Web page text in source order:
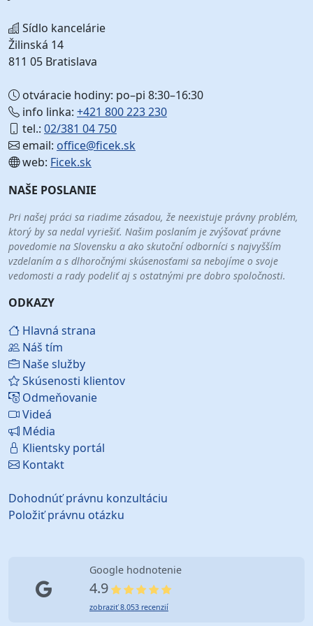
Sídlo kancelárie
Žilinská 14
811 05 Bratislava
otváracie hodiny: po–pi 8:30–16:30
info linka: +421 800 223 230
tel.: 02/381 04 750
email: office@ficek.sk
web: Ficek.sk
NAŠE POSLANIE
Pri našej práci sa riadime zásadou, že neexistuje právny problém,
ktorý by sa nedal vyriešiť. Našim poslaním je zvýšovať právne
povedomie na Slovensku a ako skutoční odborníci s najvyšším
vzdelaním a s dlhoročnými skúsenosťami sa nebojíme o svoje
vedomosti a rady podeliť aj s ostatnými pre dobro spoločnosti.
ODKAZY
Hlavná strana
Náš tím
Naše služby
Skúsenosti klientov
Odmeňovanie
Videá
Média
Klientsky portál
Kontakt
Dohodnúť právnu konzultáciu
Položiť právnu otázku
Google hodnotenie
4.9
zobraziť 8.053 recenzií